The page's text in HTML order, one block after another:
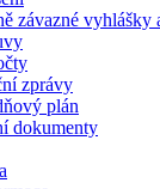
závazné vyhlášky
zprávy
plán
dokumenty